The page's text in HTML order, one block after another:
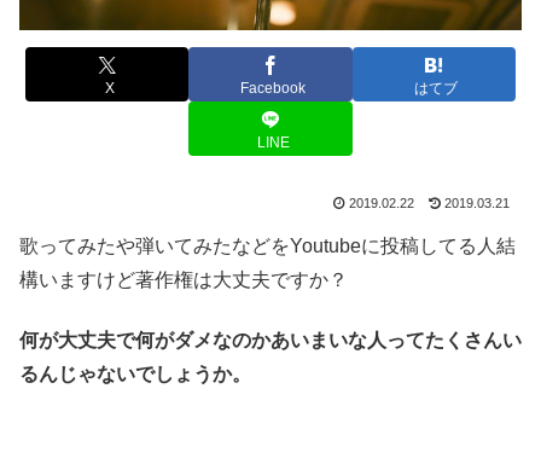
X Facebook はてブ
LINE
2019.02.22 2019.03.21
歌ってみたや弾いてみたなどをYoutubeに投稿してる人結
構いますけど著作権は大丈夫ですか？
何が大丈夫で何がダメなのかあいまいな人ってたくさんい
るんじゃないでしょうか。